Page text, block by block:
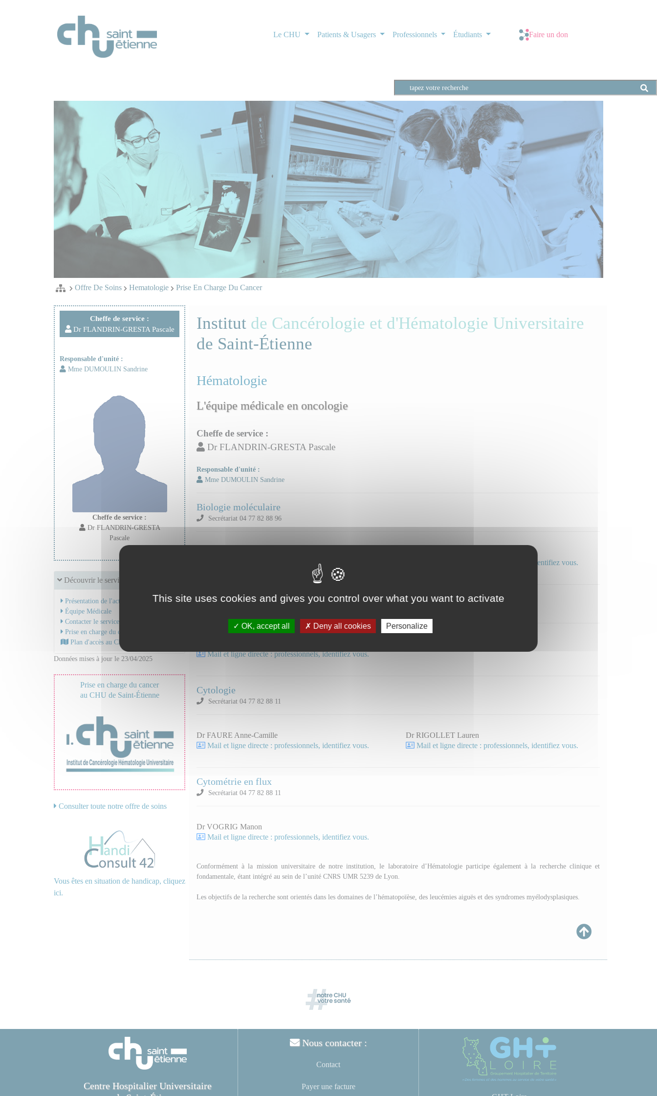
Le CHU Patients & Usagers Professionnels Étudiants Faire un don
Offre De Soins Hematologie Prise En Charge Du Cancer
Cheffe de service :
Dr FLANDRIN-GRESTA Pascale
Responsable d'unité :
Mme DUMOULIN Sandrine
Cheffe de service :
Dr FLANDRIN-GRESTA
Pascale
Découvrir le service
Présentation de l'activité
Équipe Médicale
Contacter le service
Prise en charge du cancer
Plan d'accès au CHU
Données mises à jour le 23/04/2025
Prise en charge du cancer
au CHU de Saint-Étienne
Consulter toute notre offre de soins
Vous êtes en situation de handicap, cliquez
ici.
Institut de Cancérologie et d'Hématologie Universitaire
de Saint-Étienne
Hématologie
L'équipe médicale en oncologie
Cheffe de service :
Dr FLANDRIN-GRESTA Pascale
Responsable d'unité :
Mme DUMOULIN Sandrine
Biologie moléculaire
Secrétariat 04 77 82 88 96
Mail et ligne directe : professionnels, identifiez vous.
Mail et ligne directe : professionnels, identifiez vous.
Cytogénétique hématologique
Mail et ligne directe : professionnels, identifiez vous.
Cytologie
Secrétariat 04 77 82 88 11
Dr FAURE Anne-Camille
Mail et ligne directe : professionnels, identifiez vous.
Dr RIGOLLET Lauren
Mail et ligne directe : professionnels, identifiez vous.
Cytométrie en flux
Secrétariat 04 77 82 88 11
Dr VOGRIG Manon
Mail et ligne directe : professionnels, identifiez vous.
Conformément à la mission universitaire de notre institution, le laboratoire d’Hématologie participe également à la recherche clinique et
fondamentale, étant intégré au sein de l’unité CNRS UMR 5239 de Lyon.
Les objectifs de la recherche sont orientés dans les domaines de l’hématopoïèse, des leucémies aiguës et des syndromes myélodysplasiques.
Centre Hospitalier Universitaire
Nous contacter :
Contact
Payer une facture
This site uses cookies and gives you control over what you want to activate
OK, accept all Deny all cookies Personalize